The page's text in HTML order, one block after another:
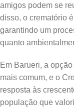
amigos podem se
disso, o crematório
garantindo um
quanto
Em Barueri, a
mais comum, e o
resposta às
população que